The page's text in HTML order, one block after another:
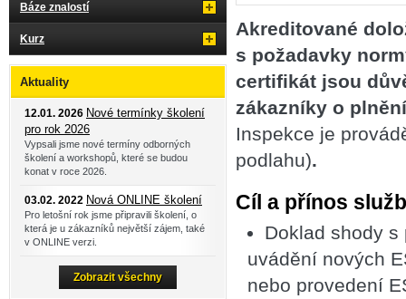
Akreditované
s požadavky
certifikát jsou
zákazníky o
Inspekce je
podlahu).
Cíl a přínos
Doklad shody s
uvádění nových
nebo provedení
Báze znalostí
Kurz
Aktuality
12.01. 2026 Nové termínky školení
pro rok 2026
Vypsali jsme nové termíny odborných
školení a workshopů, které se budou
konat v roce 2026.
03.02. 2022 Nová ONLINE školení
Pro letošní rok jsme připravili školení, o
která je u zákazníků největší zájem, také
v ONLINE verzi.
Zobrazit všechny